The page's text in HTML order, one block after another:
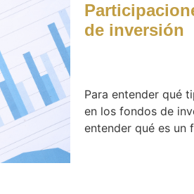
de inversión
Para entender qué
en los fondos de
entender qué es un